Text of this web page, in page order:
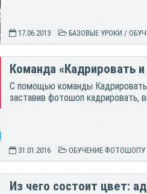
17.06.2013 БАЗОВЫЕ УРОКИ /
Команда «Кадрировать
С помощью команды
заставив фотошоп кадрировать,
31.01.2016 ОБУЧЕНИЕ ФОТОШОПУ
Из чего состоит цвет: